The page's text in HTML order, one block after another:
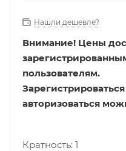
Нашли дешевле?
Внимание! Цены
пользователям.
авторизоваться
Кратность: 1